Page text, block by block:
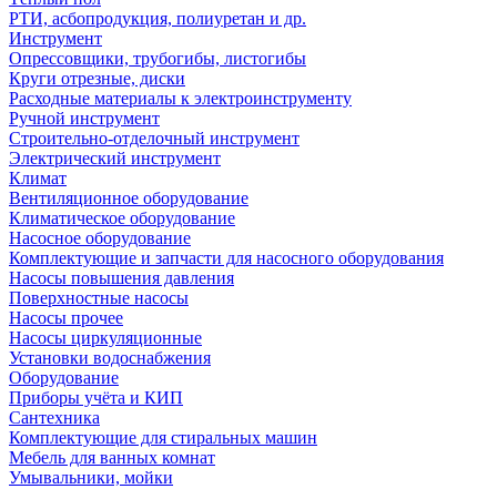
РТИ, асбопродукция, полиуретан и др.
Инструмент
Опрессовщики, трубогибы, листогибы
Круги отрезные, диски
Расходные материалы к электроинструменту
Ручной инструмент
Строительно-отделочный инструмент
Электрический инструмент
Климат
Вентиляционное оборудование
Климатическое оборудование
Насосное оборудование
Комплектующие и запчасти для насосного оборудования
Насосы повышения давления
Поверхностные насосы
Насосы прочее
Насосы циркуляционные
Установки водоснабжения
Оборудование
Приборы учёта и КИП
Сантехника
Комплектующие для стиральных машин
Мебель для ванных комнат
Умывальники, мойки